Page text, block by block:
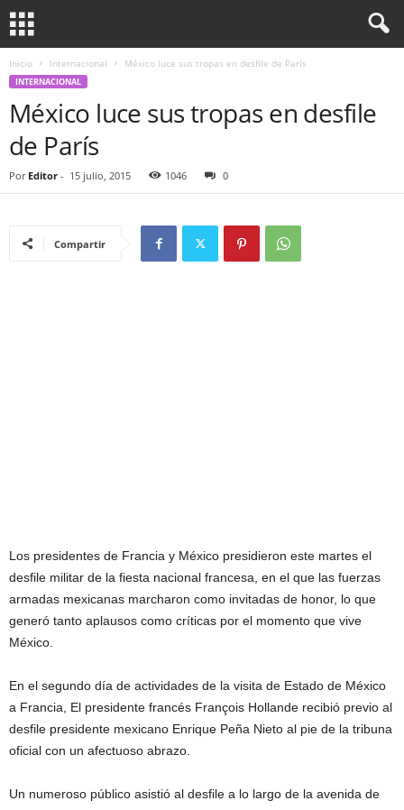
Inicio Internacional México luce sus tropas en desfile de París
INTERNACIONAL
México luce sus tropas en desfile
de París
Por Editor - 15 julio, 2015 1046 0
Compartir
Los presidentes de Francia y México presidieron este martes el
desfile militar de la fiesta nacional francesa, en el que las fuerzas
armadas mexicanas marcharon como invitadas de honor, lo que
generó tanto aplausos como críticas por el momento que vive
México.
En el segundo día de actividades de la visita de Estado de México
a Francia, El presidente francés François Hollande recibió previo al
desfile presidente mexicano Enrique Peña Nieto al pie de la tribuna
oficial con un afectuoso abrazo.
Un numeroso público asistió al desfile a lo largo de la avenida de